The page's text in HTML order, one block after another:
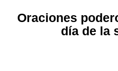
Oraciones
día de la